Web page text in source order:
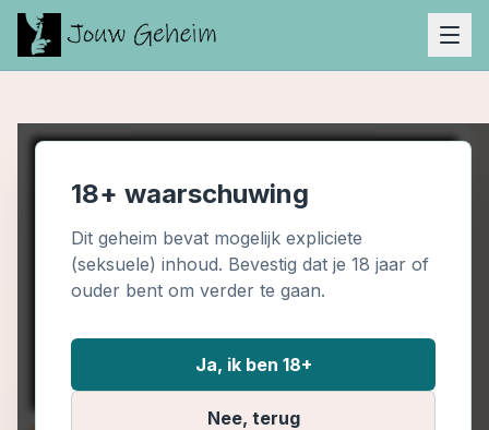
18+ waarschuwing
Dit geheim bevat mogelijk expliciete
(seksuele) inhoud. Bevestig dat je 18 jaar of
ouder bent om verder te gaan.
Ja, ik ben 18+
Nee, terug